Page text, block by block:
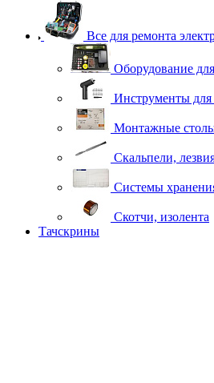
Все для ремонта
Оборудование
Инструменты для
Монтажные
Скальпели,
Системы
Скотчи, изолента
Тачскрины